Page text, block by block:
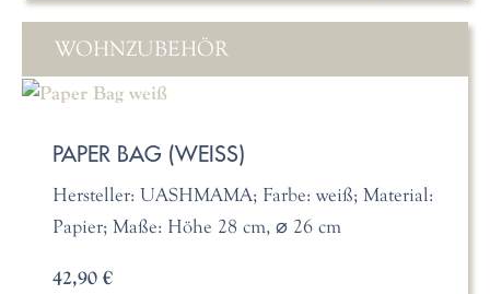
WOHNZUBEHÖR
PAPER BAG (WEISS)
Hersteller: UASHMAMA; Farbe: weiß; Material:
Papier; Maße: Höhe 28 cm, ⌀ 26 cm
42,90 €